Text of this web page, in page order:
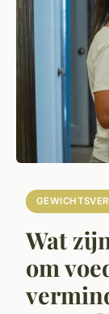
Wat
om